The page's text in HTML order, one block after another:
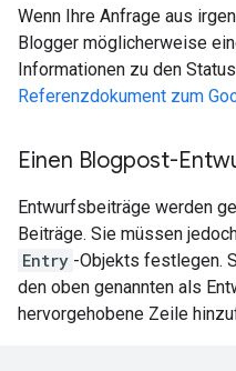
Wenn Ihre Anfrage aus
Blogger möglicherweise
Informationen zu den
Referenzdokument zum
Einen Blogpost-
Entwurfsbeiträge werden
Beiträge. Sie müssen
Entry -Objekts festlegen.
den oben genannten als
hervorgehobene Zeile